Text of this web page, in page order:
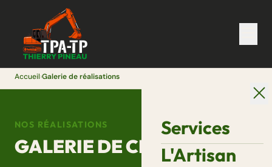
Services
L'Artisan
Accueil›Galerie de réalisations
NOS RÉALISATIONS
GALERIE DE CHANTIERS